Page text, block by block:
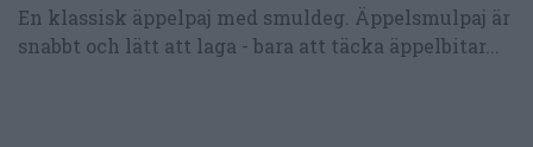
En klassisk äppelpaj med smuldeg. Äppelsmulpaj är
snabbt och lätt att laga - bara att täcka äppelbitar...